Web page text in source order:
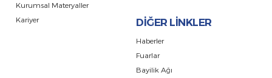
Kurumsal Materyaller
Kariyer
DİĞER LİNKLER
Haberler
Fuarlar
Bayilik Ağı